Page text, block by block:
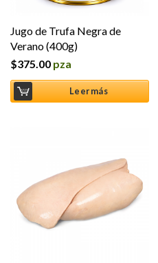
Jugo de Trufa Negra de
Verano (400g)
$375.00 pza
Leer más